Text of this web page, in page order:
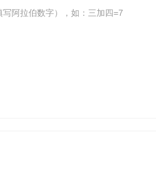
阿拉伯数字），如：三加四=7